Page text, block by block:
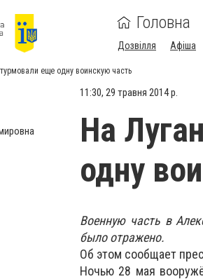
Головна
Дозвілля Афіша
еще одну воинскую часть
11:30, 29 травня 2014 р.
На
одну
Военную часть в
было отражено.
Об этом сообщает
Ночью 28 мая